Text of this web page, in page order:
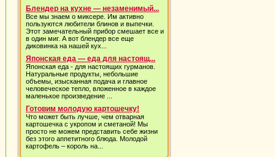
Блендер на кухне — незаменимый...
Все мы знаем о миксере. Им активно
пользуются любители блинов и выпечки.
Этот замечательный прибор смешает все и
в один миг. А вот блендер все еще
диковинка на нашей кух...
Японская еда — еда для настоящ...
Японская еда - для настоящих гурманов.
Натуральные продукты, небольшие
объемы, изысканная подача и главное
человеческое тепло, вложенное в каждое
маленькое произведение ...
Готовим молодую картошечку!
Что может быть лучше, чем отварная
картошечка с укропом и сметаной! Мы
просто не можем представить себе жизни
без этого аппетитного блюда. Молодой
картофель – король на...